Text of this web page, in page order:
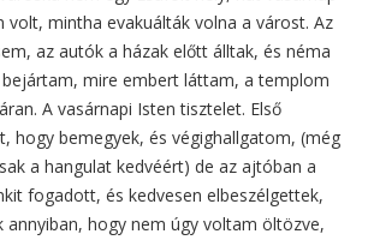
volt, mintha evakuálták volna a várost. Az
az autók a házak előtt álltak, és néma
bejártam, mire embert láttam, a templom
A vasárnapi Isten tisztelet. Első
hogy bemegyek, és végighallgatom, (még
a hangulat kedvéért) de az ajtóban a
fogadott, és kedvesen elbeszélgettek,
annyiban, hogy nem úgy voltam öltözve,